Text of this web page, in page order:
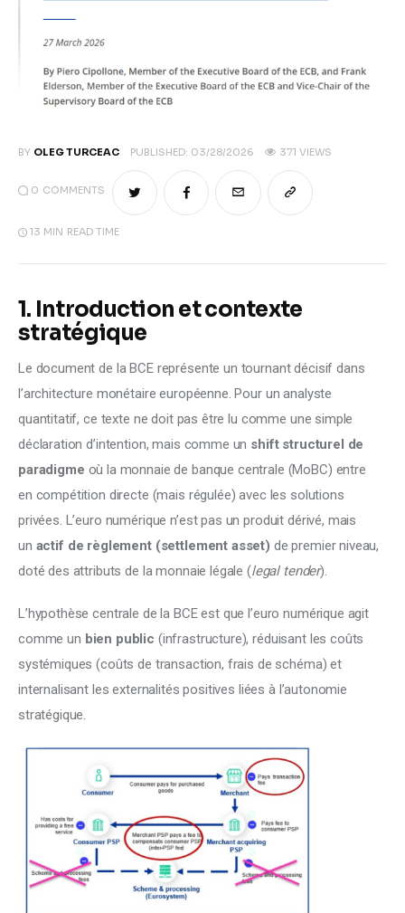
Tech
Reports
Shop
BY OLEG TURCEAC PUBLISHED: 03/28/2026 371 VIEWS
0 COMMENTS
13 MIN READ TIME
1. Introduction et contexte
stratégique
Le document de la BCE représente un tournant décisif dans
l’architecture monétaire européenne. Pour un analyste
quantitatif, ce texte ne doit pas être lu comme une simple
déclaration d’intention, mais comme un shift structurel de
paradigme où la monnaie de banque centrale (MoBC) entre
en compétition directe (mais régulée) avec les solutions
privées. L’euro numérique n’est pas un produit dérivé, mais
un actif de règlement (settlement asset) de premier niveau,
doté des attributs de la monnaie légale (legal tender).
L’hypothèse centrale de la BCE est que l’euro numérique agit
comme un bien public (infrastructure), réduisant les coûts
systémiques (coûts de transaction, frais de schéma) et
internalisant les externalités positives liées à l’autonomie
stratégique.